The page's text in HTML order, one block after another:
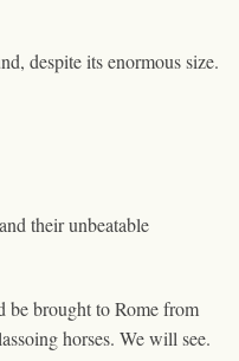
despite its enormous size.
their unbeatable
be brought to Rome from
horses. We will see.